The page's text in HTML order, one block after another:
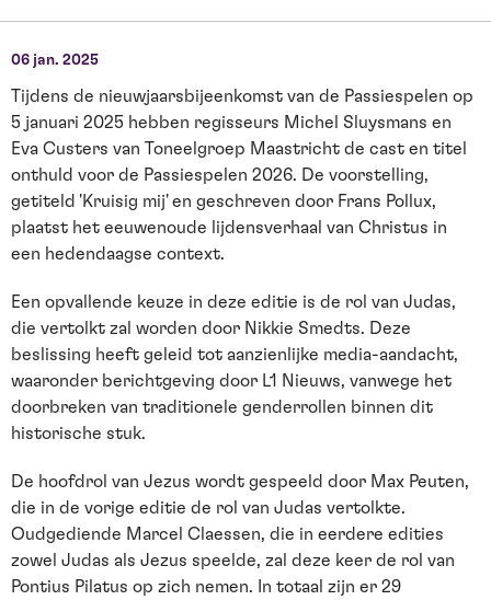
06 jan. 2025
Tijdens de nieuwjaarsbijeenkomst van de Passiespelen op
5 januari 2025 hebben regisseurs Michel Sluysmans en
Eva Custers van Toneelgroep Maastricht de cast en titel
onthuld voor de Passiespelen 2026. De voorstelling,
getiteld 'Kruisig mij' en geschreven door Frans Pollux,
plaatst het eeuwenoude lijdensverhaal van Christus in
een hedendaagse context.
Een opvallende keuze in deze editie is de rol van Judas,
die vertolkt zal worden door Nikkie Smedts. Deze
beslissing heeft geleid tot aanzienlijke media-aandacht,
waaronder berichtgeving door L1 Nieuws, vanwege het
doorbreken van traditionele genderrollen binnen dit
historische stuk.
De hoofdrol van Jezus wordt gespeeld door Max Peuten,
die in de vorige editie de rol van Judas vertolkte.
Oudgediende Marcel Claessen, die in eerdere edities
zowel Judas als Jezus speelde, zal deze keer de rol van
Pontius Pilatus op zich nemen. In totaal zijn er 29